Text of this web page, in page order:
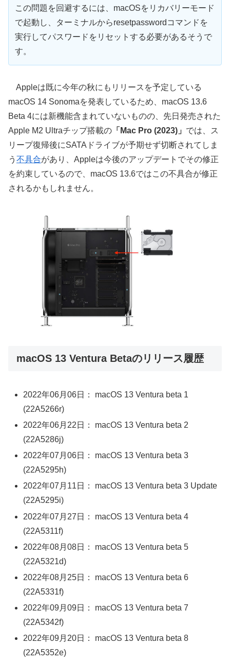
この問題を回避するには、macOSをリカバリーモード
で起動し、ターミナルからresetpasswordコマンドを
実行してパスワードをリセットする必要があるそうで
す。
Appleは既に今年の秋にもリリースを予定している
macOS 14 Sonomaを発表しているため、macOS 13.6
Beta 4には新機能含まれていないものの、先日発売された
Apple M2 Ultraチップ搭載の 「Mac Pro (2023)」 では、ス
リープ復帰後にSATAドライブが予期せず切断されてしま
う 不具合があり、Appleは今後のアップデートでその修正
を約束しているので、macOS 13.6ではこの不具合が修正
されるかもしれません。
macOS 13 Ventura Betaのリリース履歴
2022年06月06日： macOS 13 Ventura beta 1
(22A5266r)
2022年06月22日： macOS 13 Ventura beta 2
(22A5286j)
2022年07月06日： macOS 13 Ventura beta 3
(22A5295h)
2022年07月11日： macOS 13 Ventura beta 3 Update
(22A5295i)
2022年07月27日： macOS 13 Ventura beta 4
(22A5311f)
2022年08月08日： macOS 13 Ventura beta 5
(22A5321d)
2022年08月25日： macOS 13 Ventura beta 6
(22A5331f)
2022年09月09日： macOS 13 Ventura beta 7
(22A5342f)
2022年09月20日： macOS 13 Ventura beta 8
(22A5352e)